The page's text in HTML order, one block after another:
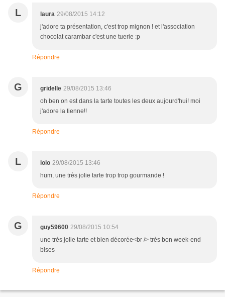
L laura 29/08/2015 14:12
j'adore ta présentation, c'est trop mignon ! et l'association
chocolat carambar c'est une tuerie :p
Répondre
G gridelle 29/08/2015 13:46
oh ben on est dans la tarte toutes les deux aujourd'hui! moi
j'adore la tienne!!
Répondre
L lolo 29/08/2015 13:46
hum, une très jolie tarte trop trop gourmande !
Répondre
G guy59600 29/08/2015 10:54
une très jolie tarte et bien décorée<br /> très bon week-end
bises
Répondre